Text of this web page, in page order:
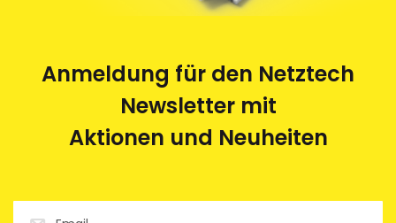
Anmeldung für den Netztech
Newsletter mit
Aktionen und Neuheiten